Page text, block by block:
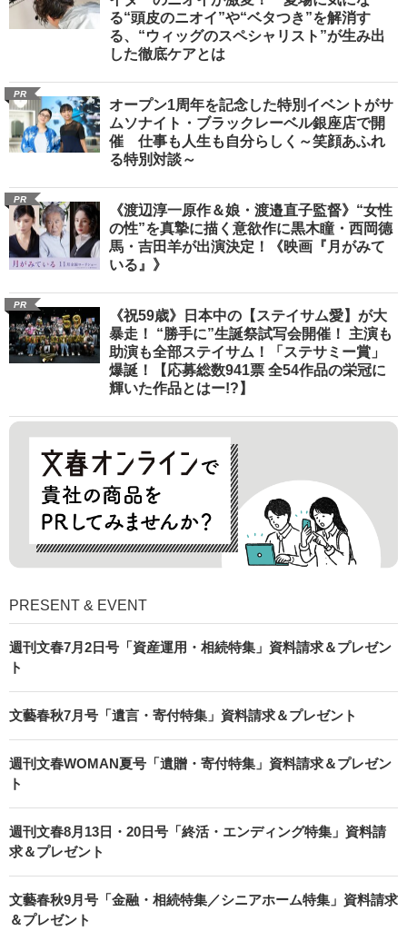
る“頭皮のニオイ”や“ベタつき”を解消す
る、“ウィッグのスペシャリスト”が生み出
した徹底ケアとは
PR
オープン1周年を記念した特別イベントがサ
ムソナイト・ブラックレーベル銀座店で開
催 仕事も人生も自分らしく～笑顔あふれ
る特別対談～
PR
《渡辺淳一原作＆娘・渡邉直子監督》“女性
の性”を真摯に描く意欲作に黒木瞳・西岡德
馬・吉田羊が出演決定！《映画『月がみて
いる』》
PR
《祝59歳》日本中の【ステイサム愛】が大
暴走！ “勝手に”生誕祭試写会開催！ 主演も
助演も全部ステイサム！「ステサミー賞」
爆誕！【応募総数941票 全54作品の栄冠に
輝いた作品とはー!?】
PRESENT & EVENT
週刊文春7月2日号「資産運用・相続特集」資料請求＆プレゼン
ト
文藝春秋7月号「遺言・寄付特集」資料請求＆プレゼント
週刊文春WOMAN夏号「遺贈・寄付特集」資料請求＆プレゼン
ト
週刊文春8月13日・20日号「終活・エンディング特集」資料請
求＆プレゼント
文藝春秋9月号「金融・相続特集／シニアホーム特集」資料請求
＆プレゼント